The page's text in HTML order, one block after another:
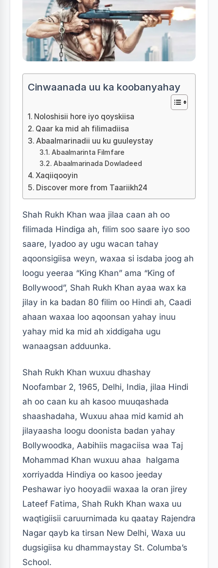
Cinwaanada uu ka koobanyahay
Noloshisii hore iyo qoyskiisa
Qaar ka mid ah filimadiisa
Abaalmarinadii uu ku guuleystay
Abaalmarinta Filmfare
Abaalmarinada Dowladeed
Xaqiiqooyin
Discover more from Taariikh24
Shah Rukh Khan waa jilaa caan ah oo
filimada Hindiga ah, filim soo saare iyo soo
saare, Iyadoo ay ugu wacan tahay
aqoonsigiisa weyn, waxaa si isdaba joog ah
loogu yeeraa “King Khan” ama “King of
Bollywood”, Shah Rukh Khan ayaa wax ka
jilay in ka badan 80 filim oo Hindi ah, Caadi
ahaan waxaa loo aqoonsan yahay inuu
yahay mid ka mid ah xiddigaha ugu
wanaagsan adduunka.
Shah Rukh Khan wuxuu dhashay
Noofambar 2, 1965, Delhi, India, jilaa Hindi
ah oo caan ku ah kasoo muuqashada
shaashadaha, Wuxuu ahaa mid kamid ah
jilayaasha loogu doonista badan yahay
Bollywoodka, Aabihiis magaciisa waa Taj
Mohammad Khan wuxuu ahaa halgama
xorriyadda Hindiya oo kasoo jeeday
Peshawar iyo hooyadii waxaa la oran jirey
Lateef Fatima, Shah Rukh Khan waxa uu
waqtigiisii ​​caruurnimada ku qaatay Rajendra
Nagar qayb ka tirsan New Delhi, Waxa uu
dugsigiisa ku dhammaystay St. Columba’s
School.